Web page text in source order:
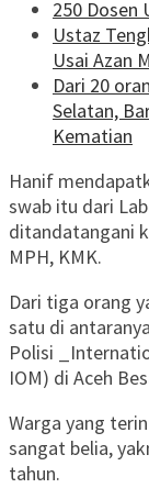
250 Dosen
Ustaz
Usai Azan
Dari 20
Selatan,
Kematian
Hanif
swab itu dari
ditandatangani
MPH, KMK.
Dari tiga orang
satu di
Polisi
IOM) di Aceh
Warga yang
sangat belia,
tahun.